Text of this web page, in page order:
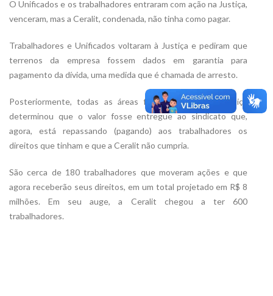
O Unificados e os trabalhadores entraram com ação na Justiça,
venceram, mas a Ceralit, condenada, não tinha como pagar.
Trabalhadores e Unificados voltaram à Justiça e pediram que
terrenos da empresa fossem dados em garantia para
pagamento da dívida, uma medida que é chamada de arresto.
Posteriormente, todas as áreas foram vendidas, a Justiça
determinou que o valor fosse entregue ao sindicato que,
agora, está repassando (pagando) aos trabalhadores os
direitos que tinham e que a Ceralit não cumpria.
São cerca de 180 trabalhadores que moveram ações e que
agora receberão seus direitos, em um total projetado em R$ 8
milhões. Em seu auge, a Ceralit chegou a ter 600
trabalhadores.